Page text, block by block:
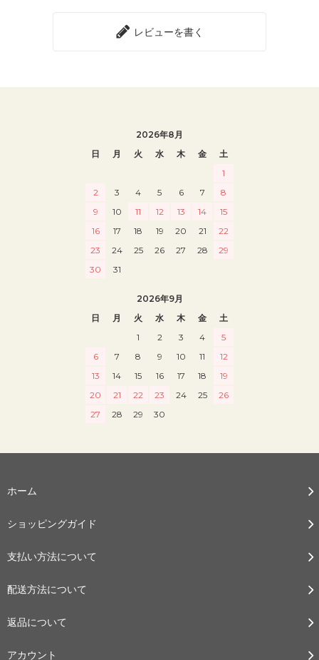
レビューを書く
2026年8月
日
月 火 水 木 金
土
1
2
3 4 5 6 7
8
9
10 11 12 13 14
15
16
17 18 19 20 21
22
23
24 25 26 27 28
29
30
31
2026年9月
日
月 火 水 木 金
土
1
2 3 4
5
6
7 8 9 10 11
12
13
14 15 16 17 18
19
20
21 22 23 24 25
26
27
28 29 30
ホーム
ショッピングガイド
支払い方法について
配送方法について
返品について
アカウント